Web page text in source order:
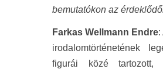
bemutatókon az
Farkas Wellmann Endre:
irodalomtörténetének
figurái közé tartozott,